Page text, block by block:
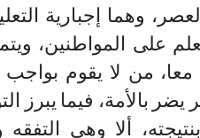
وهما إجبارية
على المواطنين،
معا، من لا يقوم
يضر بالأمة، فيما
ألا وهي